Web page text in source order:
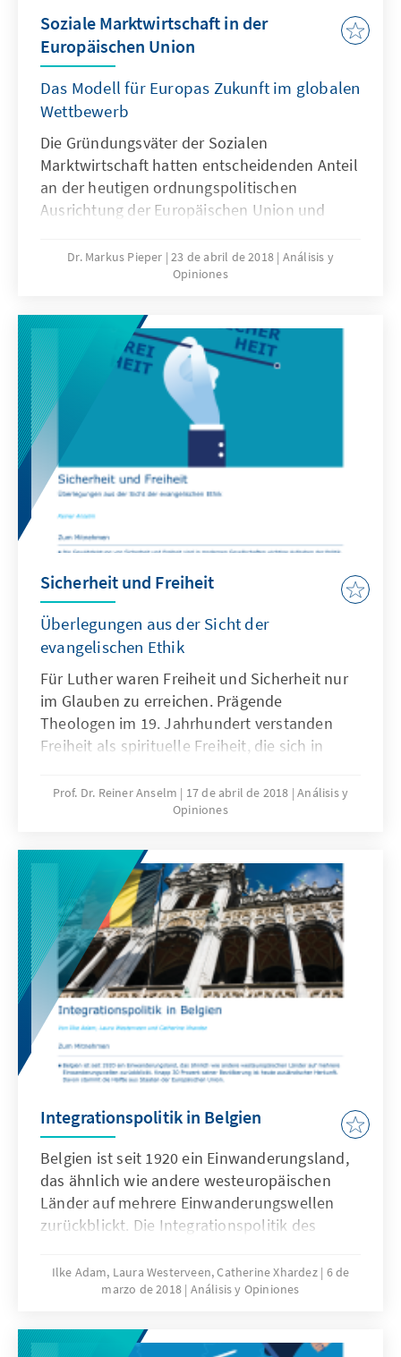
Soziale Marktwirtschaft in der
Europäischen Union
Das Modell für Europas Zukunft im globalen
Wettbewerb
Die Gründungsväter der Sozialen
Marktwirtschaft hatten entscheidenden Anteil
an der heutigen ordnungspolitischen
Ausrichtung der Europäischen Union und
Errungenschaften des europäischen
Binnenmarktes. Einige aktuelle Vorschläge
„Europäisches Sozialmodell“ stehen jedoch
im Widerspruch zum durch die EU-Verträge
garantierten Subsidiaritätsprinzip. Dr. Markus
Pieper argumentiert in diesem Papier, dass die
Einhaltung des Subsidiaritätsprinzips
Grundvoraussetzung für eine funktionsfähige
Sozialpolitik ist. +++ NUR ONLINE
Dr. Markus Pieper 23 de abril de 2018 Análisis y
Opiniones
Sicherheit und Freiheit
Überlegungen aus der Sicht der
evangelischen Ethik
Für Luther waren Freiheit und Sicherheit nur
im Glauben zu erreichen. Prägende
Theologen im 19. Jahrhundert verstanden
Freiheit als spirituelle Freiheit, die sich in
verwirklichen konnte. Die Nachwirkungen
zeigen sich noch heute in Bestrebungen, dem
öffentliche Ordnung zu garantieren oder um
soziale Ungleichheiten zum mildern. Beide
bergen freiheitsgefährdende Züge. Christliche
Entscheidungsträger müssen immer wieder
nach der Rechtfertigung von Einschränkungen
der Freiheit zugunsten von Sicherheit fragen.
+++ NUR ONLINE
Prof. Dr. Reiner Anselm 17 de abril de 2018 Análisis y
Opiniones
Integrationspolitik in Belgien
Belgien ist seit 1920 ein Einwanderungsland,
das ähnlich wie andere westeuropäischen
Länder auf mehrere Einwanderungswellen
zurückblickt. Die Integrationspolitik des
besonderen föderalen Struktur betrachtet
werden. In Flandern, Wallonien und Brüssel
Integrationsansätze entwickelt, die erst in
Ilke Adam, Laura Westerveen, Catherine Xhardez 6 de
marzo de 2018 Análisis y Opiniones